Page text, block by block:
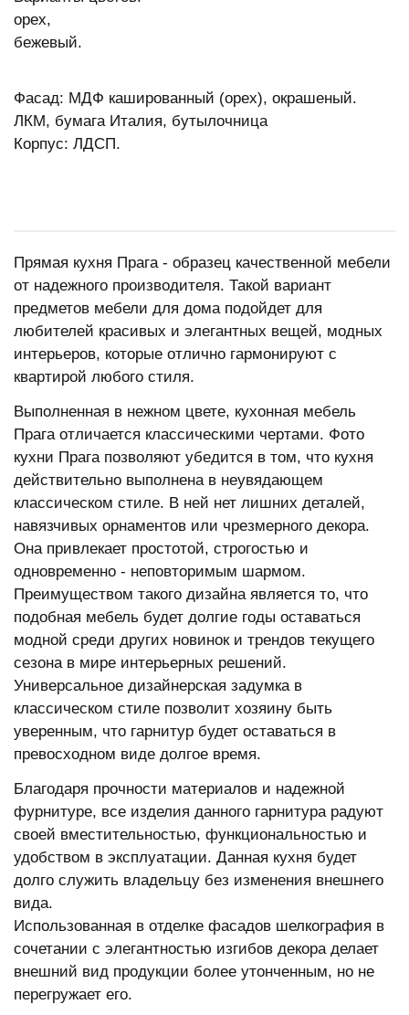
орех,
бежевый.
Фасад: МДФ кашированный (орех), окрашеный.
ЛКМ, бумага Италия, бутылочница
Корпус: ЛДСП.
Прямая кухня Прага - образец качественной мебели
от надежного производителя. Такой вариант
предметов мебели для дома подойдет для
любителей красивых и элегантных вещей, модных
интерьеров, которые отлично гармонируют с
квартирой любого стиля.
Выполненная в нежном цвете, кухонная мебель
Прага отличается классическими чертами. Фото
кухни Прага позволяют убедится в том, что кухня
действительно выполнена в неувядающем
классическом стиле. В ней нет лишних деталей,
навязчивых орнаментов или чрезмерного декора.
Она привлекает простотой, строгостью и
одновременно - неповторимым шармом.
Преимуществом такого дизайна является то, что
подобная мебель будет долгие годы оставаться
модной среди других новинок и трендов текущего
сезона в мире интерьерных решений.
Универсальное дизайнерская задумка в
классическом стиле позволит хозяину быть
уверенным, что гарнитур будет оставаться в
превосходном виде долгое время.
Благодаря прочности материалов и надежной
фурнитуре, все изделия данного гарнитура радуют
своей вместительностью, функциональностью и
удобством в эксплуатации. Данная кухня будет
долго служить владельцу без изменения внешнего
вида.
Использованная в отделке фасадов шелкография в
сочетании с элегантностью изгибов декора делает
внешний вид продукции более утонченным, но не
перегружает его.